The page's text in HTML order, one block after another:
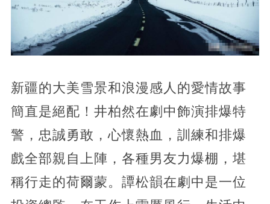
新疆的大美雪景和浪漫感人的愛情故事
簡直是絕配！井柏然在劇中飾演排爆特
警，忠誠勇敢，心懷熱血，訓練和排爆
戲全部親自上陣，各種男友力爆棚，堪
稱行走的荷爾蒙。譚松韻在劇中是一位